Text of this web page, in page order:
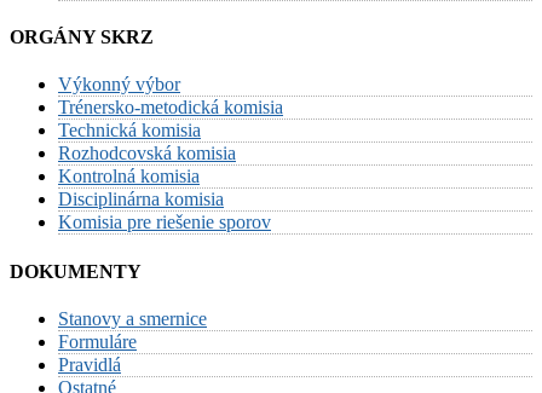
ORGÁNY SKRZ
Výkonný výbor
Trénersko-metodická komisia
Technická komisia
Rozhodcovská komisia
Kontrolná komisia
Disciplinárna komisia
Komisia pre riešenie sporov
DOKUMENTY
Stanovy a smernice
Formuláre
Pravidlá
Ostatné